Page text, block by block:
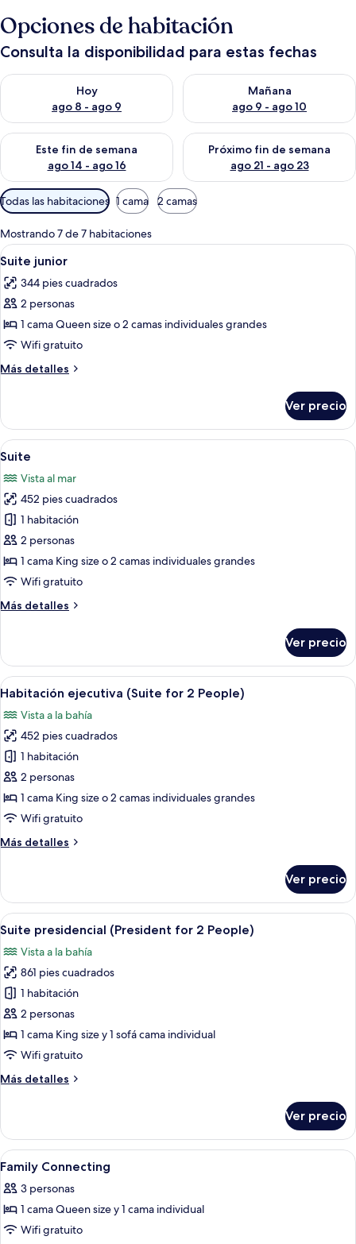
Opciones de habitación
Consulta la disponibilidad para estas fechas
Hoy
ago 8 - ago 9
Consulta la disponibilidad para hoy ago 8 - ago 9
Mañana
ago 9 - ago 10
Consulta la disponibilidad
Este fin de semana
ago 14 - ago 16
Consulta la disponibilidad para este fin de semana ago 14 -
Próximo fin de semana
ago 21 - ago 23
Consulta la disponibilidad
Filtros
disponibles
para
las
habitaciones
Todas las habitaciones 1 cama 2 camas
Mostrando 7 de 7 habitaciones
Abrir
todas
las
fotos
de
Suite
junior
Una habitación de hotel con dos
2
Suite junior
344 pies cuadrados
2 personas
1 cama Queen size o 2 camas individuales grandes
Wifi gratuito
Más detalles
Más
junior
Ver precio
Abrir
todas
las
fotos
de
Suite
Habitación de hotel con una cama
4
Suite
Vista al mar
452 pies cuadrados
1 habitación
2 personas
1 cama King size o 2 camas individuales grandes
Wifi gratuito
Más detalles
Más
Ver precio
Abrir
todas
las
fotos
de
Habitación
ejecutiva
(Suite
2
Habitación de hotel con una cama
7
Habitación ejecutiva (Suite for 2 People)
Vista a la bahía
452 pies cuadrados
1 habitación
2 personas
1 cama King size o 2 camas individuales grandes
Wifi gratuito
Más detalles
Más
ejecutiva
(Suite
for
People)
Ver precio
Abrir
todas
las
fotos
de
Suite
presidencial
(President
2
Una cama con dosel, un escritorio
6
Suite presidencial (President for 2 People)
Vista a la bahía
861 pies cuadrados
1 habitación
2 personas
1 cama King size y 1 sofá cama individual
Wifi gratuito
Más detalles
Más
presidencial
(President
for
People)
Ver precio
Abrir
todas
las
fotos
de
Minibar, escritorio y espacio para
5
Family Connecting
3 personas
1 cama Queen size y 1 cama individual
Wifi gratuito